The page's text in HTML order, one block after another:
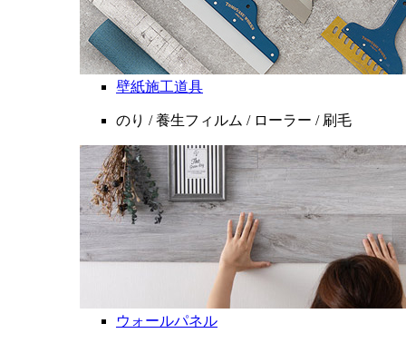
壁紙施工道具
のり / 養生フィルム / ローラー / 刷毛
ウォールパネル